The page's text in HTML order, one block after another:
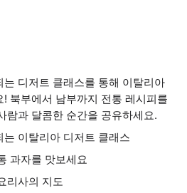
디저트 클래스를 통해 이탈리아
북부에서 남부까지 전통 레시피를
람과 달콤한 순간을 공유하세요.
이탈리아 디저트 클래스
과자를 맛보세요
리사의 지도